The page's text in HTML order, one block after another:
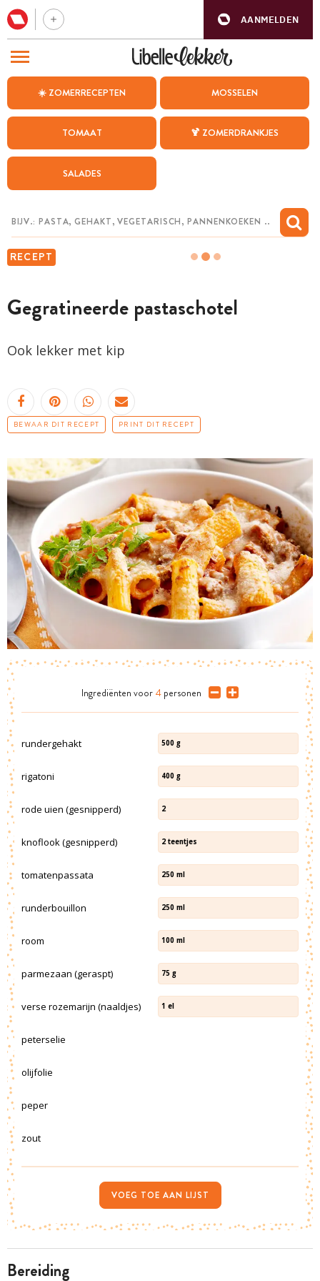
AANMELDEN
☀️ ZOMERRECEPTEN MOSSELEN
TOMAAT 🍹 ZOMERDRANKJES
SALADES
RECEPT
Gegratineerde pastaschotel
Ook lekker met kip
BEWAAR DIT RECEPT PRINT DIT RECEPT
bereiding
Ingrediënten voor 4 personen
rundergehakt 500 g
rigatoni 400 g
rode uien (gesnipperd) 2
knoflook (gesnipperd) 2 teentjes
tomatenpassata 250 ml
runderbouillon 250 ml
room 100 ml
parmezaan (geraspt) 75 g
verse rozemarijn (naaldjes) 1 el
peterselie
olijfolie
peper
zout
VOEG TOE AAN LIJST
BEZOEK ONZE ANDERE WEBSITES
WEEKMENU
CHAT MET MAIA
MIJN BEWAARDE RECEPTEN